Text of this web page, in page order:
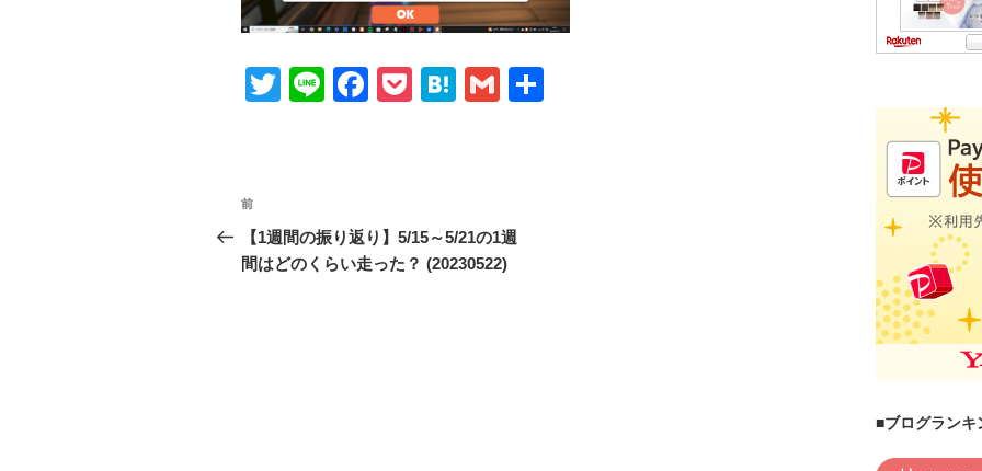
T
Li
F
b
o
P
H
a
G
投
稿
ナ
前
の
投
前
【1週間の振り返り】5/15～5/21の1週
間はどのくらい走った？ (20230522)
■ブログランキ